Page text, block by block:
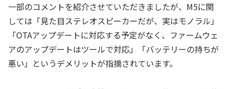
一部のコメントを紹介させていただきましたが、M5に関
しては「見た目ステレオスピーカーだが、実はモノラル」
「OTAアップデートに対応する予定がなく、ファームウェ
アのアップデートはツールで対応」「バッテリーの持ちが
悪い」というデメリットが指摘されています。